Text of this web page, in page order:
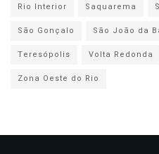
Rio Interior
Saquarema
São Gonçalo
São João da
Teresópolis
Volta Redonda
Zona Oeste do Rio